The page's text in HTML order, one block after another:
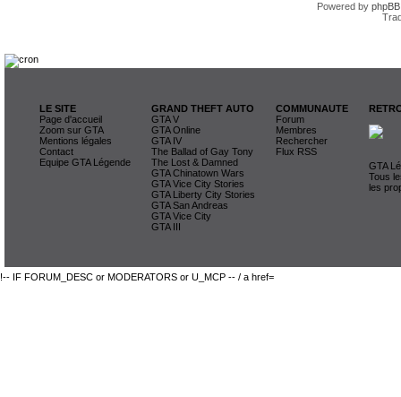
Powered by phpBB
LE SITE
Page d'accueil
Zoom sur GTA
Mentions légales
Contact
Equipe GTA Légende
GRAND THEFT AUTO
GTA V
GTA Online
GTA IV
The Ballad of Gay Tony
The Lost & Damned
GTA Chinatown Wars
GTA Vice City Stories
GTA Liberty City Stories
GTA San Andreas
GTA Vice City
GTA III
COMMUNAUTE
Forum
Membres
Rechercher
Flux RSS
GTA
Tous
les
!-- IF FORUM_DESC or MODERATORS or U_MCP -- / a href=